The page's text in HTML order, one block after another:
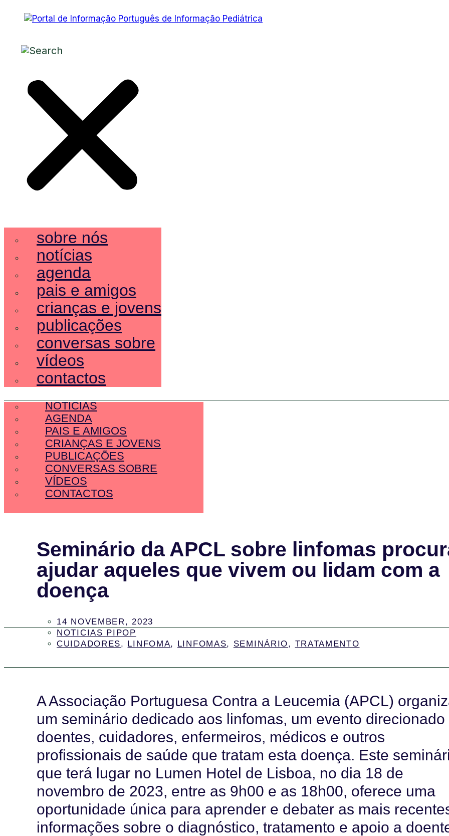
sobre nós
notícias
agenda
pais e amigos
crianças e jovens
publicações
conversas sobre
vídeos
contactos
NOTÍCIAS
AGENDA
PAIS E AMIGOS
CRIANÇAS E JOVENS
PUBLICAÇÕES
CONVERSAS SOBRE
VÍDEOS
CONTACTOS
Seminário da APCL sobre linfomas
ajudar aqueles que vivem ou lidam com a
doença
14 NOVEMBER, 2023
NOTICIAS PIPOP
CUIDADORES, LINFOMA, LINFOMAS, SEMINÁRIO, TRATAMENTO
A Associação Portuguesa Contra a Leucemia (APCL)
um seminário dedicado aos linfomas, um evento direcionado
doentes, cuidadores, enfermeiros, médicos e outros
profissionais de saúde que tratam esta doença. Este
que terá lugar no Lumen Hotel de Lisboa, no dia 18 de
novembro de 2023, entre as 9h00 e as 18h00, oferece uma
oportunidade única para aprender e debater as mais
informações sobre o diagnóstico, tratamento e apoio a